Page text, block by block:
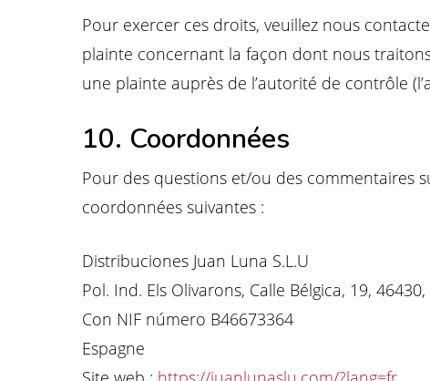
Pour exercer ces droits, veuillez nous
plainte concernant la façon dont nous
une plainte auprès de l’autorité de contrôle
10. Coordonnées
Pour des questions et/ou des commentaires
coordonnées suivantes :
Distribuciones Juan Luna S.L.U
Pol. Ind. Els Olivarons, Calle Bélgica, 19,
Con NIF número B46673364
Espagne